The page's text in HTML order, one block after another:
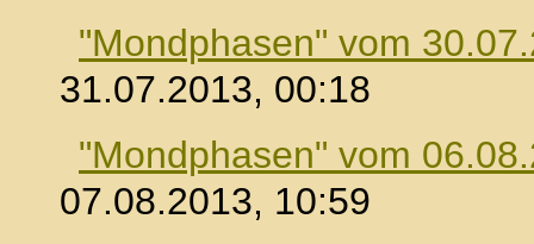
"Mondphasen" vom
31.07.2013, 00:18
"Mondphasen" vom
07.08.2013, 10:59